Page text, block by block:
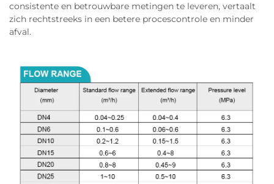
consistente en betrouwbare metingen te leveren, vertaalt
zich rechtstreeks in een betere procescontrole en minder
afval.